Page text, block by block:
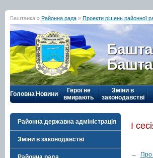
Баштанка » Районна рада » Проекти рішень районної
Головна Новини
Герої не
вмирають
Зміни в
законодавстві
Районна державна адміністрація
Зміни в законодавстві
І
→ Про